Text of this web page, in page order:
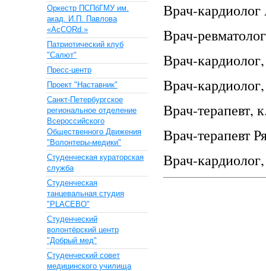
Врач-
Врач-
Врач-
Врач-
Врач-терапевт,
Врач-терапевт
Врач-
Оркестр ПСПбГМУ им.
акад. И.П. Павлова
«AcCORd.»
Патриотический клуб
"Салют"
Пресс-центр
Проект "Наставник"
Санкт-Петербургское
региональное отделение
Всероссийского
Общественного Движения
"Волонтеры-медики"
Cтуденческая кураторская
служба
Студенческая
танцевальная студия
"PLACEBO"
Студенческий
волонтёрский центр
"Добрый мед"
Студенческий совет
медицинского училища